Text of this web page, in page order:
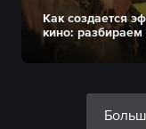
Как создается
кино: разбираем